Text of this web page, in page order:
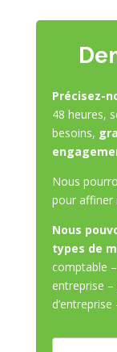
Précisez-
48 heures,
besoins,
Nous
pour affiner
Nous
types de
comptable
entreprise